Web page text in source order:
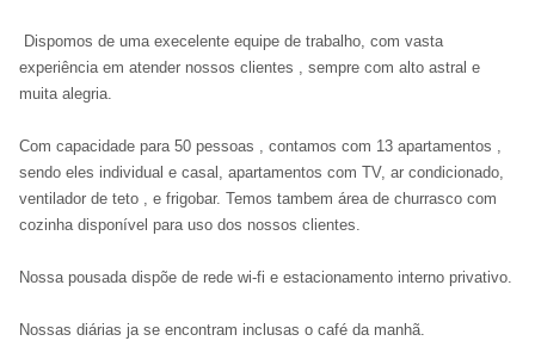
Dispomos de uma execelente equipe de trabalho, com vasta
experiência em atender nossos clientes , sempre com alto astral e
muita alegria.
Com capacidade para 50 pessoas , contamos com 13 apartamentos ,
sendo eles individual e casal, apartamentos com TV, ar condicionado,
ventilador de teto , e frigobar. Temos tambem área de churrasco com
cozinha disponível para uso dos nossos clientes.
Nossa pousada dispõe de rede wi-fi e estacionamento interno privativo.
Nossas diárias ja se encontram inclusas o café da manhã.